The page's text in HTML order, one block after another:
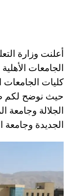
أعلنت وزارة
حيث نوضح لكم
الجلالة وجامعة
الجديدة